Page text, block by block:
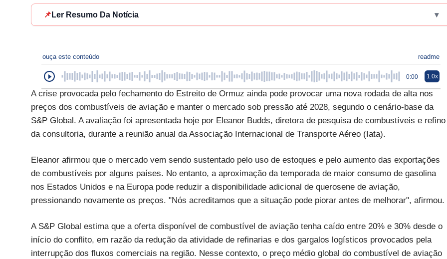
📌 Ler Resumo Da Notícia ▾
ouça este conteúdo readme
0:00 1.0x
A crise provocada pelo fechamento do Estreito de Ormuz ainda pode provocar uma nova rodada de alta nos
preços dos combustíveis de aviação e manter o mercado sob pressão até 2028, segundo o cenário-base da
S&P Global. A avaliação foi apresentada hoje por Eleanor Budds, diretora de pesquisa de combustíveis e refino
da consultoria, durante a reunião anual da Associação Internacional de Transporte Aéreo (Iata).
Eleanor afirmou que o mercado vem sendo sustentado pelo uso de estoques e pelo aumento das exportações
de combustíveis por alguns países. No entanto, a aproximação da temporada de maior consumo de gasolina
nos Estados Unidos e na Europa pode reduzir a disponibilidade adicional de querosene de aviação,
pressionando novamente os preços. "Nós acreditamos que a situação pode piorar antes de melhorar", afirmou.
A S&P Global estima que a oferta disponível de combustível de aviação tenha caído entre 20% e 30% desde o
início do conflito, em razão da redução da atividade de refinarias e dos gargalos logísticos provocados pela
interrupção dos fluxos comerciais na região. Nesse contexto, o preço médio global do combustível de aviação